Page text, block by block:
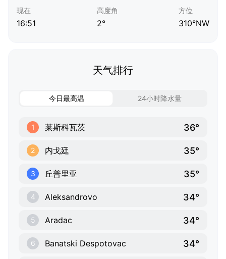
现在
16:51
高度角
2°
方位
310°NW
天气排行
今日最高温 24小时降水量
1 莱斯科瓦茨 36°
2 内戈廷 35°
3 丘普里亚 35°
4 Aleksandrovo 34°
5 Aradac 34°
6 Banatski Despotovac 34°